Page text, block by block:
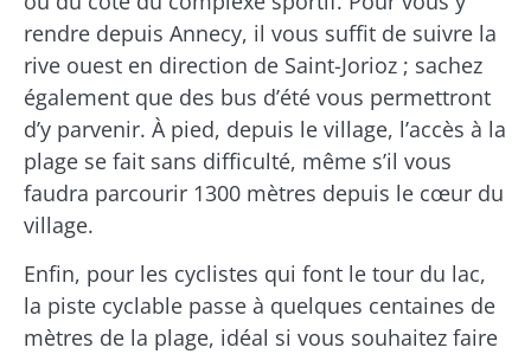
rendre depuis Annecy, il vous suffit de suivre la
rive ouest en direction de Saint-Jorioz ; sachez
également que des bus d’été vous permettront
d’y parvenir. À pied, depuis le village, l’accès à la
plage se fait sans difficulté, même s’il vous
faudra parcourir 1300 mètres depuis le cœur du
village.
Enfin, pour les cyclistes qui font le tour du lac,
la piste cyclable passe à quelques centaines de
mètres de la plage, idéal si vous souhaitez faire